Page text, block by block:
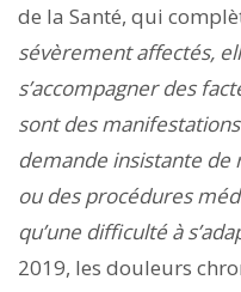
de la Santé, qui
sévèrement affectés,
s’accompagner des
sont des
demande insistante de
ou des procédures
qu’une difficulté à
2019, les douleurs